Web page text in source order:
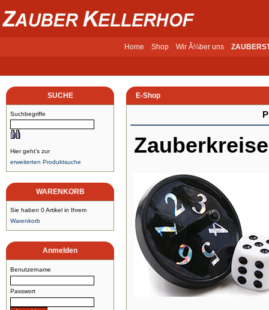
Home Shop Wir Ã¼ber uns
SUCHE
Suchbegriffe
Hier geht's zur
erweiterten Produktsuche
WARENKORB
Sie haben 0 Artikel in Ihrem
Warenkorb
Anmelden
Benutzername
Passwort
E-Shop